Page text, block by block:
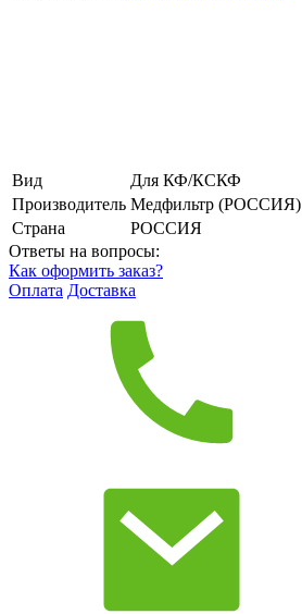
Вид
Для КФ/КСКФ
Производитель Медфильтр (РОССИЯ)
Страна
РОССИЯ
Ответы на вопросы:
Как оформить заказ?
Оплата Доставка